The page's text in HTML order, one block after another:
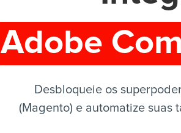
Adobe
Desbloqueie os
(Magento) e automatize suas